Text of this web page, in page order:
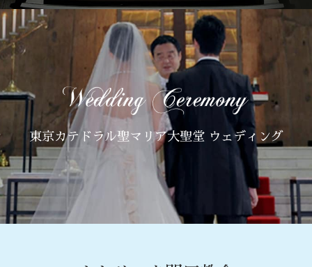
東京カテドラル聖マリア大聖堂 ウェディング